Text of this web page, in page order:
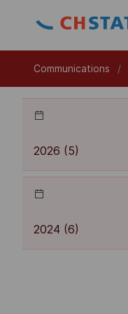
Communications
2026 (5)
2024 (6)